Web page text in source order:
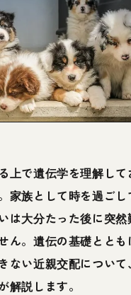
上で遺伝学を理解して
家族として時を過ご
は大分たった後に突
ん。遺伝の基礎ととも
ない近親交配につい
解説します。